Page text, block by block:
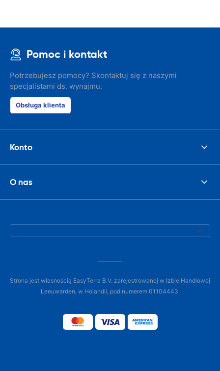
Pomoc i kontakt
Potrzebujesz pomocy? Skontaktuj się z naszymi
specjalistami ds. wynajmu.
Obsługa klienta
Konto
O nas
Strona jest własnością EasyTerra B.V. zarejestrowanej w Izbie Handlowej
Leeuwarden, w Holandii, pod numerem 01104443.